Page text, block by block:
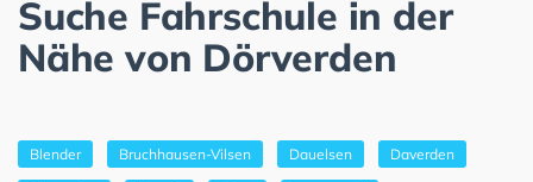
Suche Fahrschule in der
Nähe von Dörverden
Blender Bruchhausen-Vilsen Dauelsen Daverden